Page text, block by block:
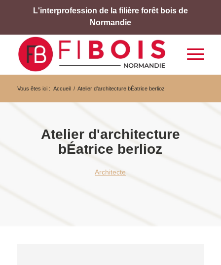
L'interprofession de la filière forêt bois de
Normandie
Vous êtes ici : Accueil / Atelier d’architecture bÉatrice berlioz
Atelier d'architecture
bÉatrice berlioz
Architecte